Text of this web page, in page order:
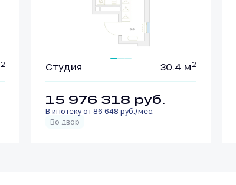
2 Студия 30.4 м 2
15 976 318 руб.
В ипотеку от 86 648 руб./мес.
Во двор